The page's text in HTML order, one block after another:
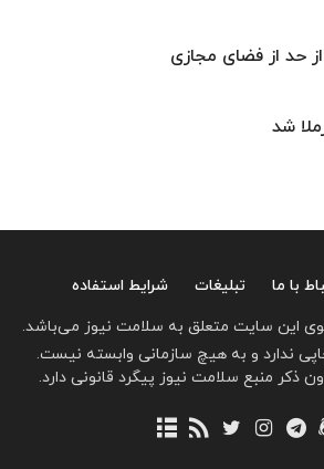
حد از فضای مجازی
شد
با ما تبلیغات
شرایط استفاده
این سایت متعلق به سلامت نیوز می‌باشد.
ندارد و به هیچ سازمانی وابسته نیست.
ذکر منبع سلامت نیوز پیگرد قانونی دارد.